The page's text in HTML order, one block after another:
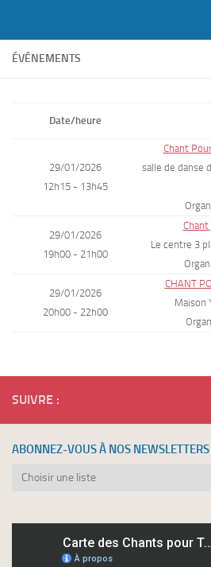
ÉVÉNEMENTS
Date/heure
29/01/2026
12h15 - 13h45
Chant
salle de danse
29/01/2026
19h00 - 21h00
Le centre 3
29/01/2026
20h00 - 22h00
CHANT
Maison
SUIVRE :
ABONNEZ-VOUS À NOS NEWSLETTERS
Abonnez-
newsletters